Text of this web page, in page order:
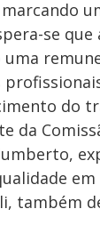
se
do
da
em
também